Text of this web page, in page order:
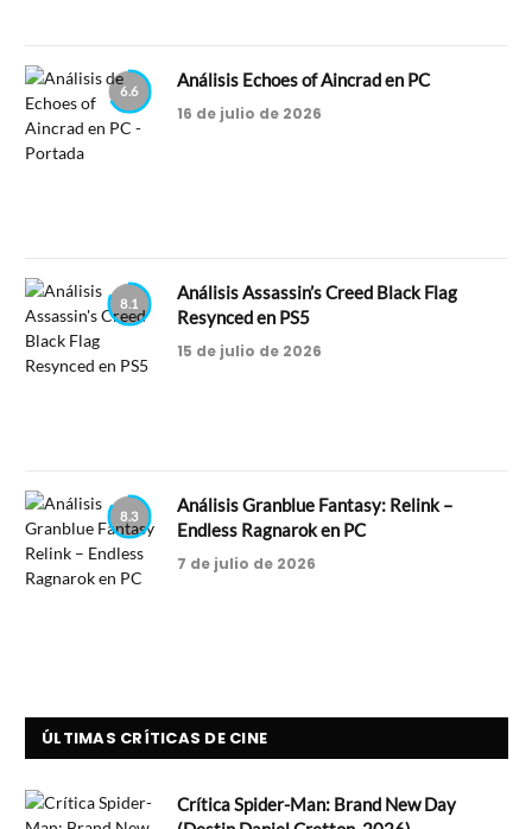
6.6
Análisis Echoes of Aincrad en PC
16 de julio de 2026
8.1
Análisis Assassin’s Creed Black Flag
Resynced en PS5
15 de julio de 2026
8.3
Análisis Granblue Fantasy: Relink –
Endless Ragnarok en PC
7 de julio de 2026
ÚLTIMAS CRÍTICAS DE CINE
Crítica Spider-Man: Brand New Day